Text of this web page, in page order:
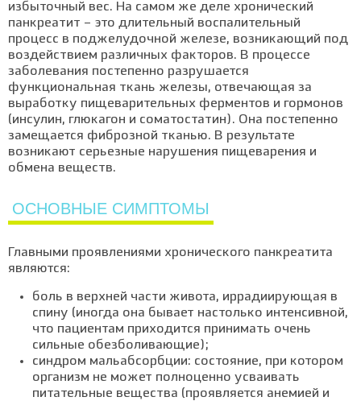
избыточный вес. На самом же деле хронический
панкреатит – это длительный воспалительный
процесс в поджелудочной железе, возникающий под
воздействием различных факторов. В процессе
заболевания постепенно разрушается
функциональная ткань железы, отвечающая за
выработку пищеварительных ферментов и гормонов
(инсулин, глюкагон и соматостатин). Она постепенно
замещается фиброзной тканью. В результате
возникают серьезные нарушения пищеварения и
обмена веществ.
ОСНОВНЫЕ СИМПТОМЫ
Главными проявлениями хронического панкреатита
являются:
боль в верхней части живота, иррадиирующая в
спину (иногда она бывает настолько интенсивной,
что пациентам приходится принимать очень
сильные обезболивающие);
синдром мальабсорбции: состояние, при котором
организм не может полноценно усваивать
питательные вещества (проявляется анемией и